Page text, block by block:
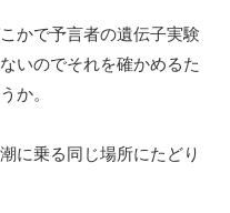
かで予言者の遺伝子実験
いのでそれを確かめるた
か。
に乗る同じ場所にたどり